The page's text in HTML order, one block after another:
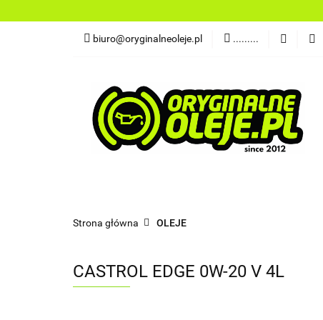
biuro@oryginalneoleje.pl .........
NARZĘDZIA CZĘŚCI
OLEJE FILTRY
OLEJE Z USA
Strona główna OLEJE
CASTROL EDGE 0W-20 V 4L